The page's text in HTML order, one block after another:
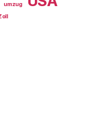
umzug